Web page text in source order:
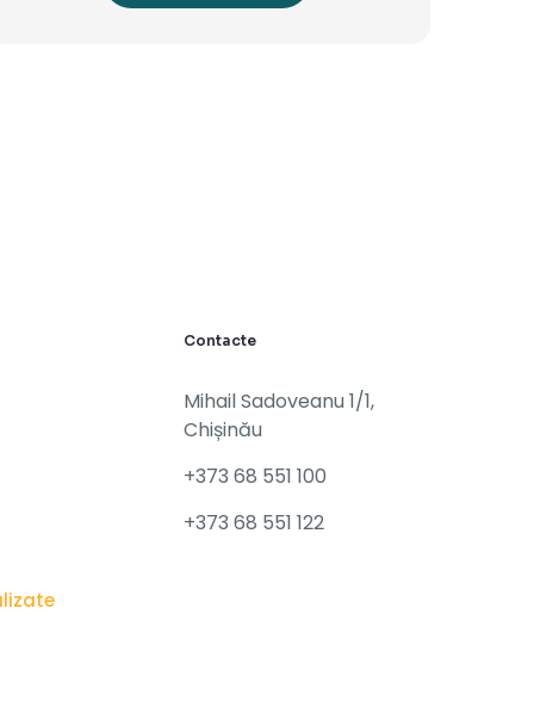
Contacte
Mihail Sadoveanu 1/1,
Chișinău
+373 68 551 100
+373 68 551 122